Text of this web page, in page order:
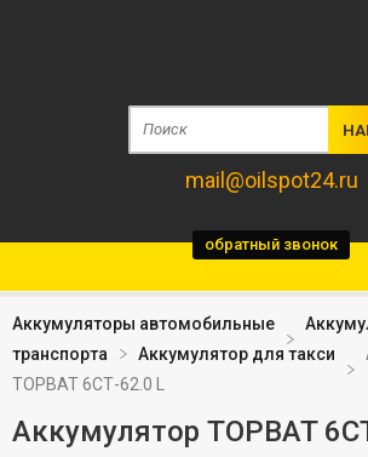
обратный звонок
mail@oilspot24.ru
Аккумуляторы автомобильные
транспорта
Аккумулятор для такси
TOPBAT 6СТ-62.0 L
Аккумулятор TOPBAT